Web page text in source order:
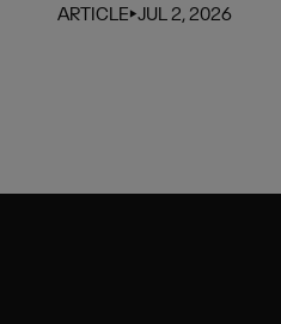
ARTICLE⏵JUL 2, 2026